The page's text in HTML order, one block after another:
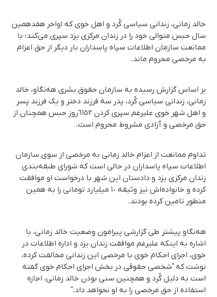
خالد زمانی، زندانی سیاسی کُرد و اهل خوی که اواخر هفدهمین
سال حبس متوالی خود را در زندان مرکزی یزد سپری می‌کند؛ با
ممانعت سازمان اطلاعات سپاه پاسداران بار دیگر از حق اعزام
به مرخصی محروم ماند.
بر اساس گزارش رسیده به سازمان حقوق بشری هه‌نگاو، خالد
زمانی، زندانی سیاسی کُرد، پدر سە فرزند دختر و یک فرزند پسر
و اهل شهر خوی علیرغم سپری کردن ٦١٥۲روز حبس همچنان از
حق مرخصی و آزادی مشروط محروم است.
تداوم ممانعت از اعزام خالد زمانی به مرخصی از سوی سازمان
اطلاعات سپاه پاسداران در حالی است که شورای طبقه‌بندی
زندان مرکزی یزد و دادستان این شهر با درخواست او موافقت
کرده و خانواده‌اش نیز وثیقه ١٠ میلیارد تومانی را به همین
منظور تامین کرده بودند.
هه‌نگاو پیشتر طی گزارشی پیرامون وضعیت خالد زمانی، با
اشاره به اینکه علیرغم موافقت زندان یزد و اداره اطلاعات در
خوی، اجرای احکام خوی با مرخصی این زندانی مخالفت کردە،
نوشت که "شخصی حقوقی در بخش اجرای احکام خوی گفتە
است بە دلیل کُرد و همچنین سنی بودن خالد زمانی، اجازە
استفادە از حق مرخصی را بە او نخواهد داد."